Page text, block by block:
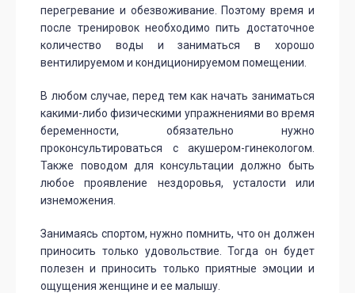
перегревание и обезвоживание. Поэтому время и
после тренировок необходимо пить достаточное
количество воды и заниматься в хорошо
вентилируемом и кондиционируемом помещении.
В любом случае, перед тем как начать заниматься
какими-либо физическими упражнениями во время
беременности, обязательно нужно
проконсультироваться с акушером-гинекологом.
Также поводом для консультации должно быть
любое проявление нездоровья, усталости или
изнеможения.
Занимаясь спортом, нужно помнить, что он должен
приносить только удовольствие. Тогда он будет
полезен и приносить только приятные эмоции и
ощущения женщине и ее малышу.